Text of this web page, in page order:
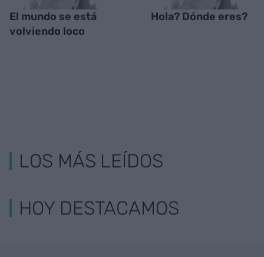
El mundo se está
volviendo loco
Hola? Dónde eres?
LOS MÁS LEÍDOS
HOY DESTACAMOS